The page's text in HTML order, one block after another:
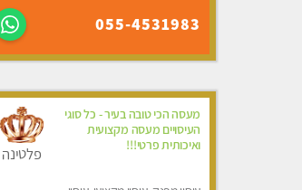
055-4531983
מעסה הכי טובה בעיר - כל סוגי
העיסויים מעסה מקצועית
ואיכותית פרטי!!!
פלטינה